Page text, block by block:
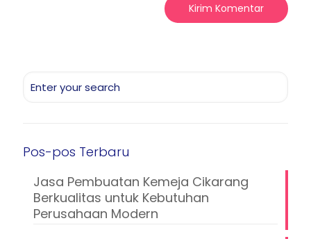
Pos-pos Terbaru
Jasa Pembuatan Kemeja Cikarang
Berkualitas untuk Kebutuhan
Perusahaan Modern